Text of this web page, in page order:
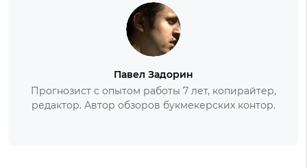
Павел Задорин
Прогнозист с опытом работы 7 лет, копирайтер,
редактор. Автор обзоров букмекерских контор.